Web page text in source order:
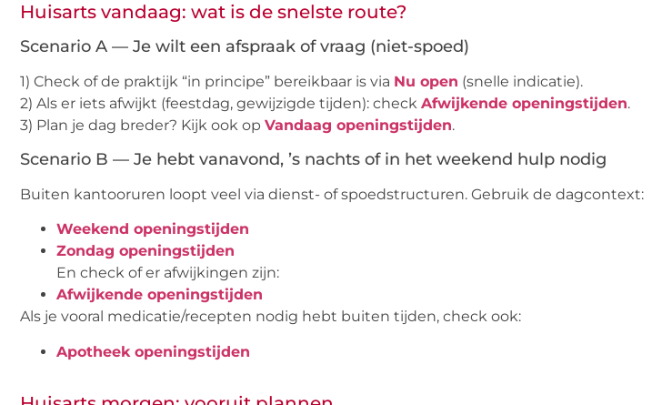
Huisarts vandaag: wat is de snelste route?
Scenario A — Je wilt een afspraak of vraag (niet-spoed)
1) Check of de praktijk “in principe” bereikbaar is via Nu open (snelle indicatie).
2) Als er iets afwijkt (feestdag, gewijzigde tijden): check Afwijkende openingstijden.
3) Plan je dag breder? Kijk ook op Vandaag openingstijden.
Scenario B — Je hebt vanavond, ’s nachts of in het weekend hulp nodig
Buiten kantooruren loopt veel via dienst- of spoedstructuren. Gebruik de dagcontext:
Weekend openingstijden
Zondag openingstijden
En check of er afwijkingen zijn:
Afwijkende openingstijden
Als je vooral medicatie/recepten nodig hebt buiten tijden, check ook:
Apotheek openingstijden